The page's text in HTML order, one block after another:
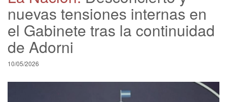
nuevas tensiones internas en
el Gabinete tras la continuidad
de Adorni
10/05/2026